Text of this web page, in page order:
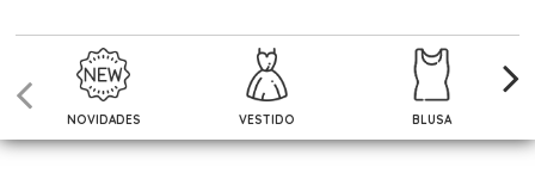
NOVIDADES VESTIDO BLUSA